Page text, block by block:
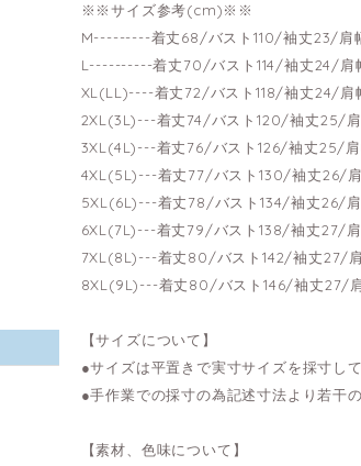
※※サイズ参考(cm)※※
M---------着丈68/バスト110/袖丈23/肩
L----------着丈70/バスト114/袖丈24/肩
XL(LL)----着丈72/バスト118/袖丈24/肩
2XL(3L)---着丈74/バスト120/袖丈25/
3XL(4L)---着丈76/バスト126/袖丈25/
4XL(5L)---着丈77/バスト130/袖丈26/
5XL(6L)---着丈78/バスト134/袖丈26/
6XL(7L)---着丈79/バスト138/袖丈27/
7XL(8L)---着丈80/バスト142/袖丈27/
8XL(9L)---着丈80/バスト146/袖丈27/
【サイズについて】
●サイズは平置きで実寸サイズを採寸して
●手作業での採寸の為記述寸法より若干
【素材、色味について】